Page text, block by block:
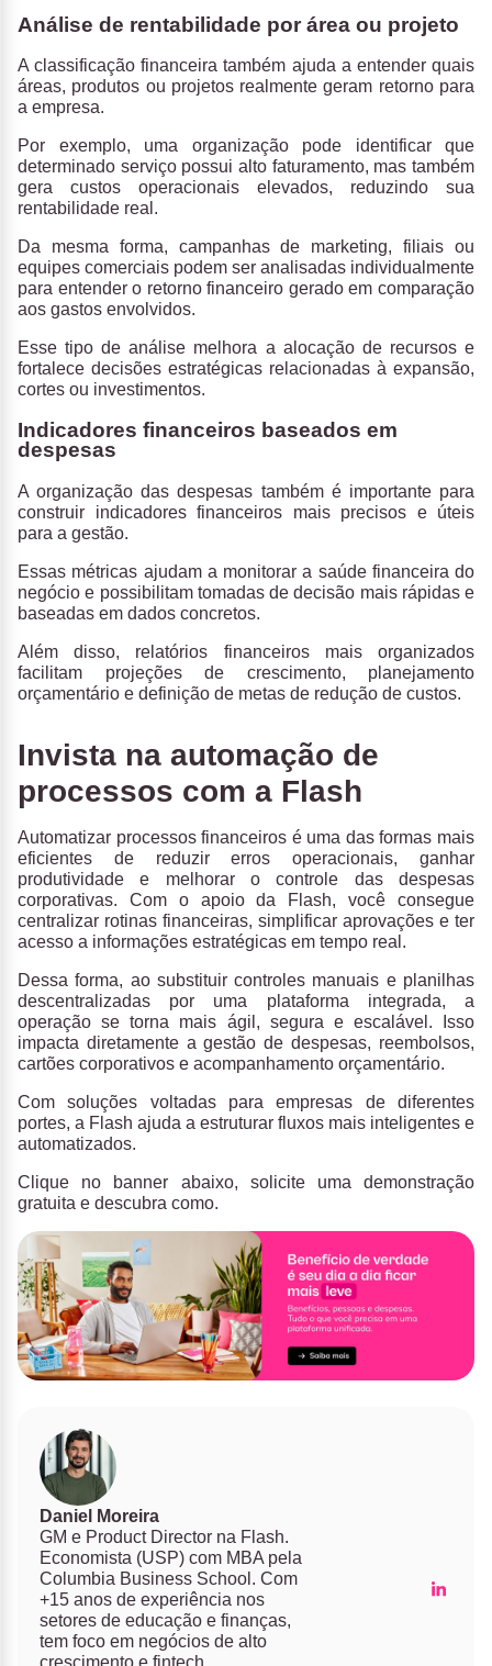
Análise de rentabilidade por área ou projeto
A classificação financeira também ajuda aentender quais
áreas, produtos ou projetos realmente geram retorno para
a empresa.
Por exemplo, uma organização pode identificar que
determinado serviço possui alto faturamento, mas também
gera custos operacionais elevados, reduzindo sua
rentabilidade real.
Da mesma forma, campanhas de marketing, filiais ou
equipes comerciais podem ser analisadas individualmente
para entender o retorno financeiro gerado em comparação
aos gastos envolvidos.
Esse tipo de análise melhora a alocação de recursos e
fortalece decisões estratégicas relacionadas à expansão,
cortes ou investimentos.
Indicadores financeiros baseados em
despesas
A organização das despesas também é importante para
construir indicadores financeiros mais precisos e úteis
para a gestão.
Essas métricas ajudam a monitorar a saúde financeira do
negócio e possibilitam tomadas de decisão mais rápidas e
baseadas em dados concretos.
Além disso, relatórios financeiros mais organizados
facilitam projeções de crescimento, planejamento
orçamentário e definição de metas de redução de custos.
Invista na automação de
processos com a Flash
Automatizar processos financeiros é uma das formas mais
eficientes de reduzir erros operacionais, ganhar
produtividade e melhorar o controle das despesas
corporativas. Com o apoio da
Flash, você consegue
centralizar rotinas financeiras, simplificar aprovações e ter
acesso a informações estratégicas em tempo real.
Dessa forma, ao substituir controles manuais e planilhas
descentralizadas por uma plataforma integrada, a
operação se torna mais ágil, segura e escalável. Isso
impacta diretamente a gestão de despesas, reembolsos,
cartões corporativos e acompanhamento orçamentário.
Com soluções voltadas para empresas de diferentes
portes, a Flash ajuda a estruturar fluxos mais inteligentes e
automatizados.
Clique no banner abaixo, solicite uma demonstração
gratuita e descubra como.
Daniel Moreira
GM e Product Director na Flash.
Economista (USP) com MBA pela
Columbia Business School. Com
+15 anos de experiência nos
setores de educação e finanças,
tem foco em negócios de alto
crescimento e fintech